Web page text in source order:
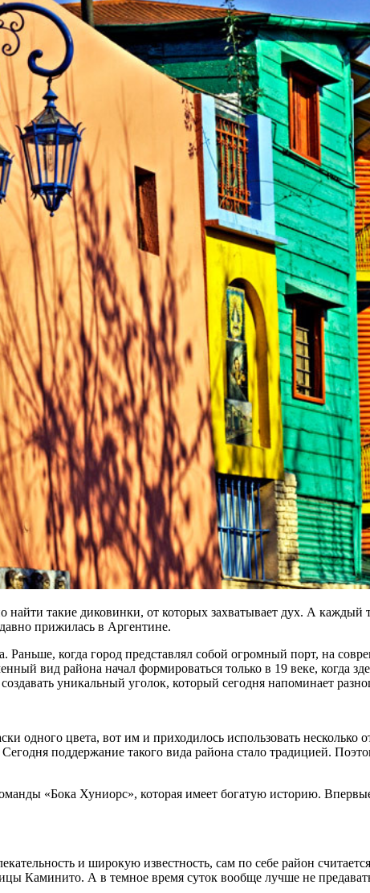
такие диковинки, от которых захватывает дух. А каждый
прижилась в Аргентине.
Раньше, когда город представлял собой огромный порт, на
вид района начал формироваться только в 19 веке, когда
уникальный уголок, который сегодня напоминает
одного цвета, вот им и приходилось использовать
поддержание такого вида района стало традицией.
«Бока Хуниорс», которая имеет богатую историю.
и широкую известность, сам по себе район
Каминито. А в темное время суток вообще лучше не